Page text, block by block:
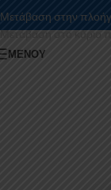
Μετάβαση στην
Μετάβαση στο κύριο
ΜΕΝΟΎ